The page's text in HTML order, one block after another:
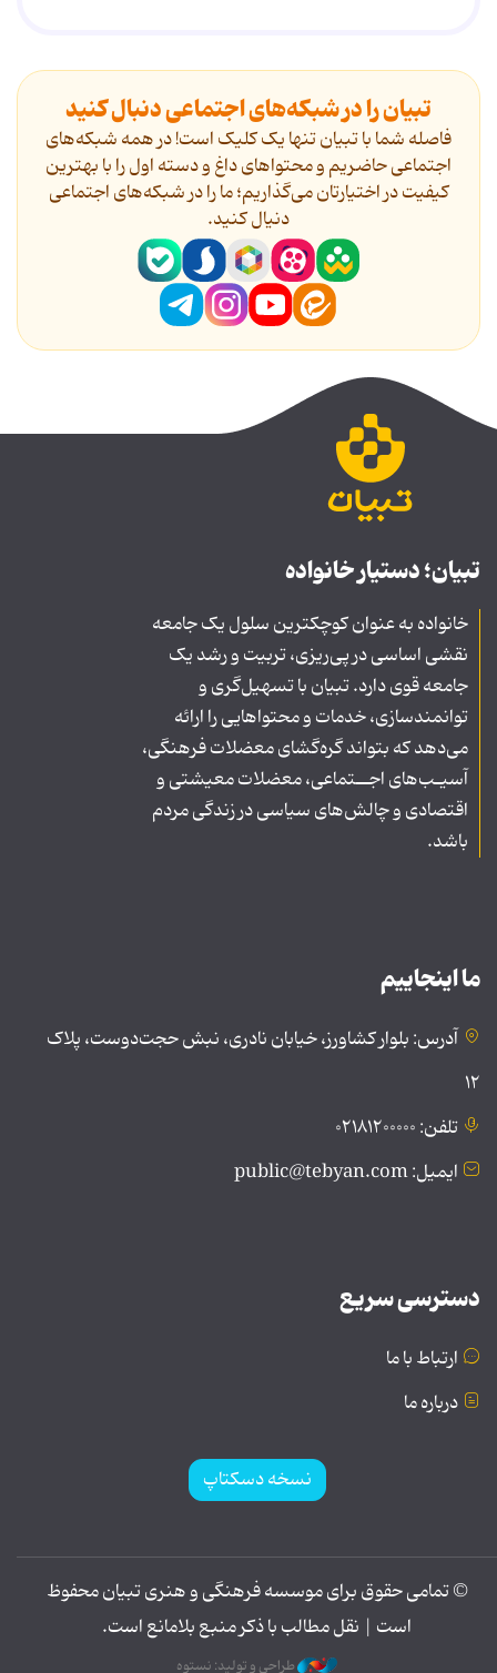
تبیان را در شبکه‌های اجتماعی دنبال کنید
فاصله شما با تبیان تنها یک کلیک است! در همه شبکه‌های
اجتماعی حاضریم و محتواهای داغ و دسته اول را با بهترین
کیفیت در اختیارتان می‌گذاریم؛ ما را در شبکه‌های اجتماعی
دنیال کنید.
تبیان؛ دستیار خانواده
خانواده به عنوان کوچکترین سلول یک جامعه
نقشی اساسی در پی‌ریزی، تربیت و رشد یک
جامعه قوی دارد. تبیان با تسهیل‌گری و
توانمندسازی، خدمات و محتواهایی را ارائه
می‌دهد که بتواند گره‌گشای معضلات فرهنگی،
آسیـب‌های اجــتماعی، معضلات معیشتی و
اقتصادی و چالش‌های سیاسی در زندگی مردم
باشد.
ما اینجاییم
آدرس: بلوار کشاورز، خیابان نادری، نبش حجت‌دوست، پلاک
۱۲
تلفن: ۰۲۱۸۱۲۰۰۰۰۰
ایمیل: public@tebyan.com
دسترسی سریع
ارتباط با ما
درباره ما
نسخه دسکتاپ
© تمامی حقوق برای موسسه فرهنگی و هنری تبیان محفوظ
است | نقل مطالب با ذکر منبع بلامانع است.
طراحی و تولید: نستوه